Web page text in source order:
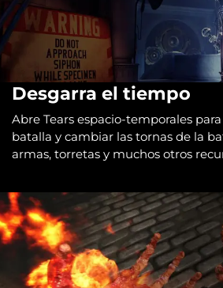
Desgarra el tiempo
Abre Tears espacio-temporales
batalla y cambiar las tornas de la
armas, torretas y muchos otros